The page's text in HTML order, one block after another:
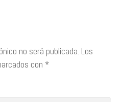
no será publicada. Los
con *